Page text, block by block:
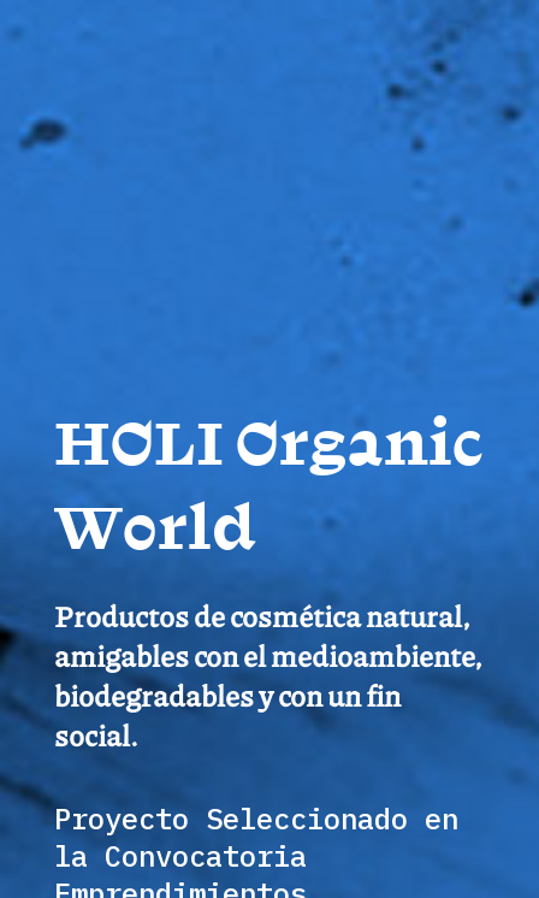
HOLI Organic
World
Productos de cosmética natural,
amigables con el medioambiente,
biodegradables y con un fin
social.
Proyecto Seleccionado en
la Convocatoria